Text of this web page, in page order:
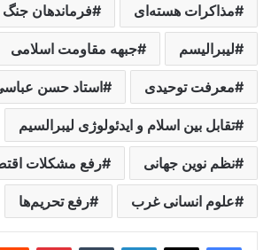
مذاکرات هسته‌ای فرماندهان جنگ
لیبرالیسم جبهه مقاومت اسلامی
معرفت توحیدی استاد حسن
تقابل بین اسلام و ایدئولوژی لیبرالسیم
نظم نوین جهانی رفع مشکلات
علوم انسانی غرب رفع تحریم‌ها
لینکدین ‫تامبلر